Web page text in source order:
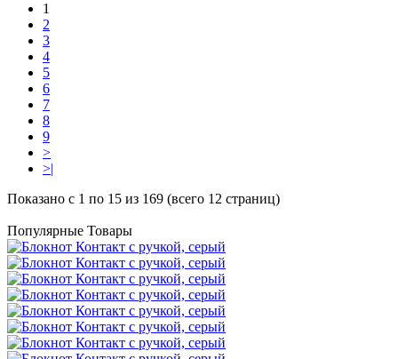
1
2
3
4
5
6
7
8
9
>
>|
Показано с 1 по 15 из 169 (всего 12 страниц)
Популярные Товары